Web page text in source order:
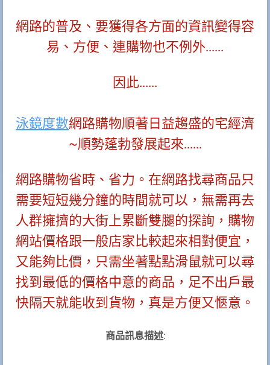
網路的普及、要獲得各方面的資訊變得容
易、方便、連購物也不例外......
因此......
泳鏡度數網路購物順著日益趨盛的宅經濟
~順勢蓬勃發展起來......
網路購物省時、省力。在網路找尋商品只
需要短短幾分鐘的時間就可以，無需再去
人群擁擠的大街上累斷雙腿的探詢，購物
網站價格跟一般店家比較起來相對便宜，
又能夠比價，只需坐著點點滑鼠就可以尋
找到最低的價格中意的商品，足不出戶最
快隔天就能收到貨物，真是方便又愜意。
商品訊息描述: